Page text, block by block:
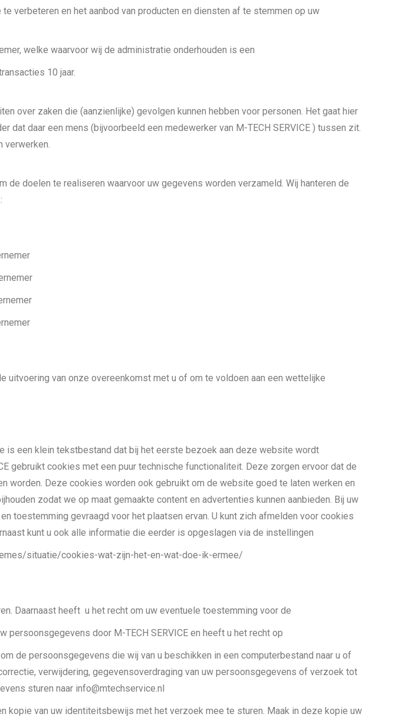
verbeteren en het aanbod van producten en diensten af te stemmen op uw
welke waarvoor wij de administratie onderhouden is een
10 jaar.
over zaken die (aanzienlijke) gevolgen kunnen hebben voor personen. Het gaat hier
daar een mens (bijvoorbeeld een medewerker van M-TECH SERVICE ) tussen zit.
verwerken.
doelen te realiseren waarvoor uw gegevens worden verzameld. Wij hanteren de
uitvoering van onze overeenkomst met u of om te voldoen aan een wettelijke
is een klein tekstbestand dat bij het eerste bezoek aan deze website wordt
gebruikt cookies met een puur technische functionaliteit. Deze zorgen ervoor dat de
worden. Deze cookies worden ook gebruikt om de website goed te laten werken en
zodat we op maat gemaakte content en advertenties kunnen aanbieden. Bij uw
toestemming gevraagd voor het plaatsen ervan. U kunt zich afmelden voor cookies
kunt u ook alle informatie die eerder is opgeslagen via de instellingen
situatie/cookies-wat-zijn-het-en-wat-doe-ik-ermee/
Daarnaast heeft u het recht om uw eventuele toestemming voor de
door M-TECH SERVICE en heeft u het recht op
de persoonsgegevens die wij van u beschikken in een computerbestand naar u of
verwijdering, gegevensoverdraging van uw persoonsgegevens of verzoek tot
sturen naar info@mtechservice.nl
kopie van uw identiteitsbewijs met het verzoek mee te sturen. Maak in deze kopie uw